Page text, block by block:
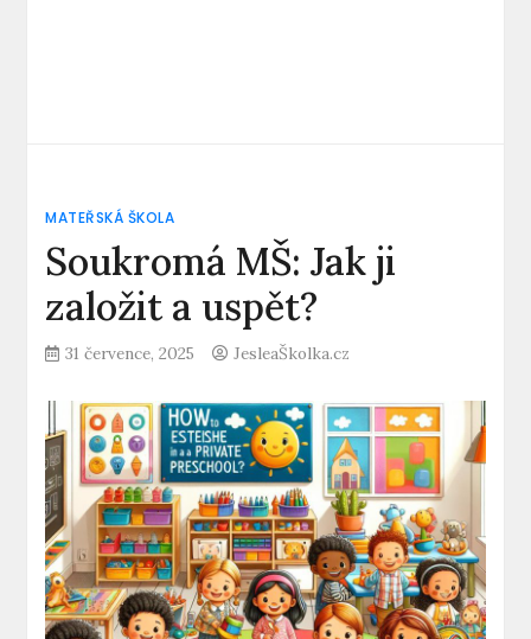
MATEŘSKÁ ŠKOLA
Soukromá MŠ: Jak ji
založit a uspět?
31 července, 2025 JesleaŠkolka.cz